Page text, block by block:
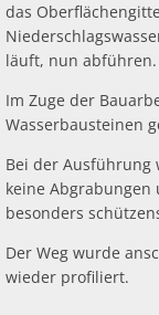
das
läuft, nun abführen.
Im Zuge der
Wasserbausteinen
Bei der Ausführung
keine
besonders
Der Weg wurde
wieder profiliert.